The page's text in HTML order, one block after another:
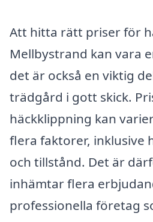
Att hitta rätt priser för
Mellbystrand kan vara
det är också en viktig
trädgård i gott skick.
häckklippning kan
flera faktorer, inklusive
och tillstånd. Det är
inhämtar flera
professionella företag